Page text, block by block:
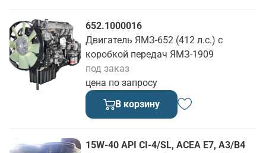
652.1000016
Двигатель ЯМЗ-652 (412 л.с.) с
коробкой передач ЯМЗ-1909
цена по запросу
под заказ
В корзину
15W-40 API CI-4/SL, ACEA E7, A3/B4